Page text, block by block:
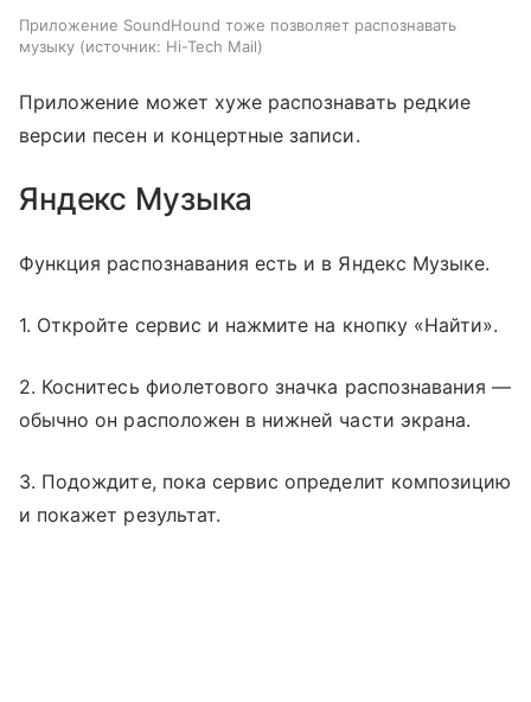
Приложение SoundHound тоже позволяет распознавать
музыку
источник: Hi-Tech Mail
Приложение может хуже распознавать редкие
версии песен и концертные записи.
Яндекс Музыка
Функция распознавания есть и в Яндекс Музыке.
1. Откройте сервис и нажмите на кнопку «Найти».
2. Коснитесь фиолетового значка распознавания —
обычно он расположен в нижней части экрана.
3. Подождите, пока сервис определит композицию
и покажет результат.